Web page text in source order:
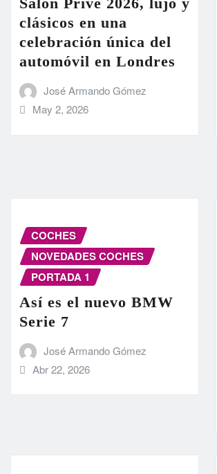
clásicos en una
celebración única del
automóvil en Londres
José Armando Gómez
May 2, 2026
COCHES
NOVEDADES COCHES
PORTADA 1
Así es el nuevo BMW
Serie 7
José Armando Gómez
Abr 22, 2026